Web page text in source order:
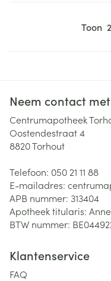
Toon
Neem contact
Centrumapotheek
Oostendestraat 4
8820Torhout
Telefoon: 050 21 11 88
E-mailadres:
APB nummer: 313404
Apotheek titularis:
BTW nummer:
Klantenservice
FAQ